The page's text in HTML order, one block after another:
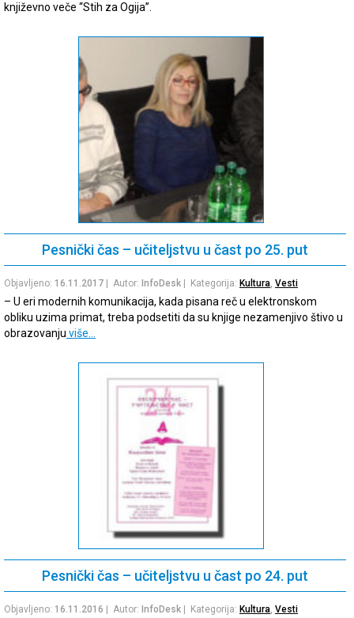
književno veče “Stih za Ogija”.
Pesnički čas – učiteljstvu u čast po 25. put
Objavljeno: 16.11.2017 | Autor: InfoDesk | Kategorija: Kultura, Vesti
– U eri modernih komunikacija, kada pisana reč u elektronskom
obliku uzima primat, treba podsetiti da su knjige nezamenjivo štivo u
obrazovanju više…
Pesnički čas – učiteljstvu u čast po 24. put
Objavljeno: 16.11.2016 | Autor: InfoDesk | Kategorija: Kultura, Vesti